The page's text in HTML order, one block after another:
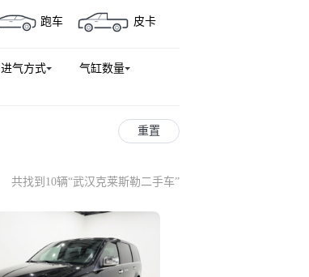
跑车
皮卡
进气方式
气缸数量
重置
共找到10辆“武汉克莱斯勒二手车”